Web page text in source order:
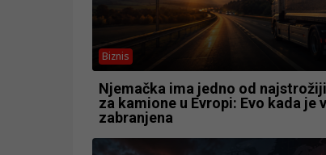
Biznis
Njemačka ima jedno od
za kamione u Evropi: Evo kada je
zabranjena